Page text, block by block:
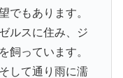
でもあります。
ルスに住み、ジ
飼っています。
して通り雨に濡